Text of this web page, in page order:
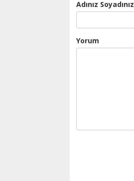
Adınız Soyadınız
Yorum